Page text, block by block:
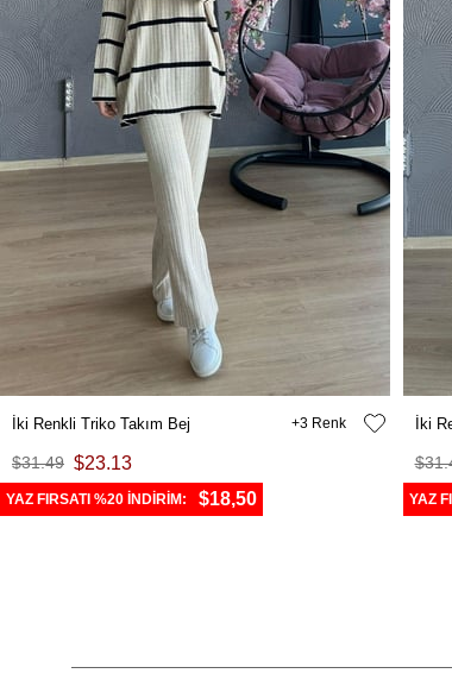
İki Renkli Triko Takım Bej
$23.13
$31.49
3
YAZ FIRSATI %20 İNDİRİM: $18,50
İki
YAZ